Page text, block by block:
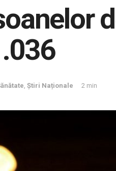
, Știri Naționale 2 min